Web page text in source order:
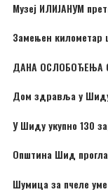
Музеј ИЛИЈАНУМ
Замењен
ДАНА ОСЛОБОЂЕЊА
Дом здравља у
У Шиду укупно 130
Општина Шид
Шумица за пчеле